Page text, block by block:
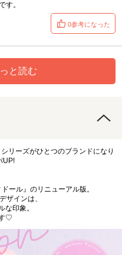
す。
0参考になった
と読む
リーズがひとつのブランドになり
UP!
ール』のリニューアル版。
ザインは、
な印象。
♡